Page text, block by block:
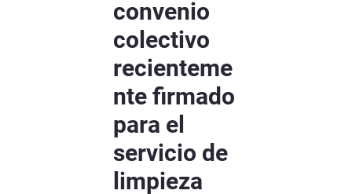
convenio
colectivo
recienteme
nte firmado
para el
servicio de
limpieza